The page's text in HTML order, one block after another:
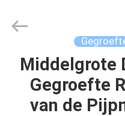
HUIS
PRODUCTEN
Technology
Reserved.Middelgrote
Gegroefte
van de